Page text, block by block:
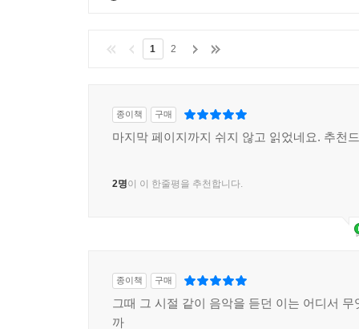
1 2
종이책 구매
마지막 페이지까지 쉬지 않고 읽었네요. 추천
2명이 이 한줄평을 추천합니다.
종이책 구매
그때 그 시절 같이 음악을 듣던 이는 어디서 무
까